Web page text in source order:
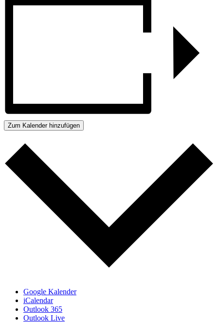
Zum Kalender hinzufügen
Google Kalender
iCalendar
Outlook 365
Outlook Live